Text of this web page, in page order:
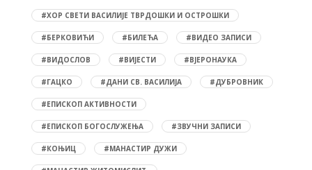
#ХОР СВЕТИ ВАСИЛИЈЕ ТВРДОШКИ И ОСТРОШКИ
#БЕРКОВИЋИ #БИЛЕЋА #ВИДЕО ЗАПИСИ
#ВИДОСЛОВ #ВИЈЕСТИ #ВЈЕРОНАУКА
#ГАЦКО #ДАНИ СВ. ВАСИЛИЈА #ДУБРОВНИК
#ЕПИСКОП АКТИВНОСТИ
#ЕПИСКОП БОГОСЛУЖЕЊА #ЗВУЧНИ ЗАПИСИ
#КОЊИЦ #МАНАСТИР ДУЖИ